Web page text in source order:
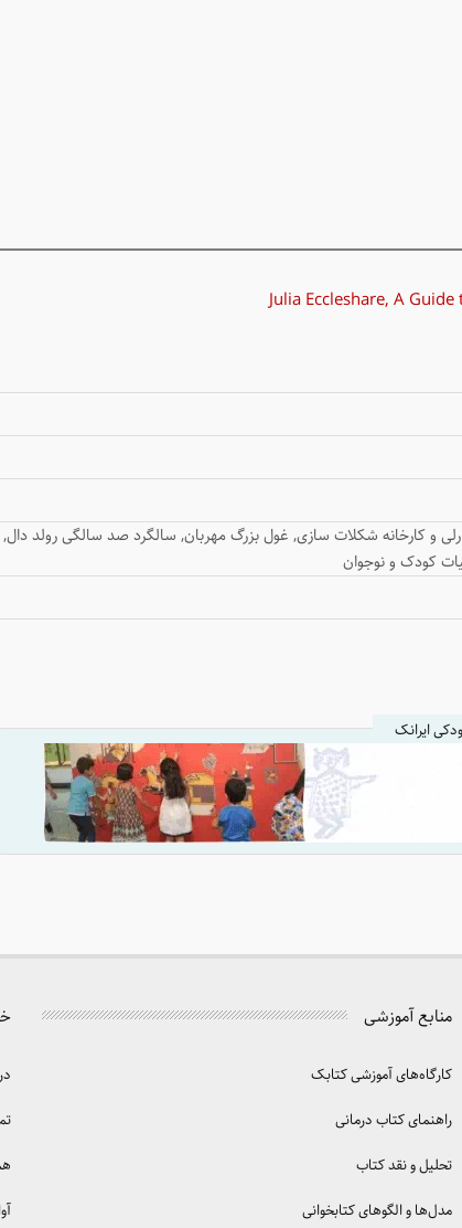
و کارخانه شکلات سازی, غول بزرگ مهربان, سالگرد صد سالگی رولد دال,
کودک و نوجوان
ایرانک
منابع آموزشی
کارگاه‌های آموزشی کتابک
راهنمای کتاب درمانی
تحلیل و نقد کتاب
مدل‌ها و الگوهای کتابخوانی